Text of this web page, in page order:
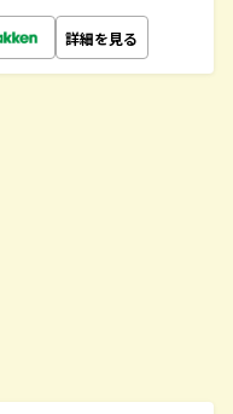
詳細を見る